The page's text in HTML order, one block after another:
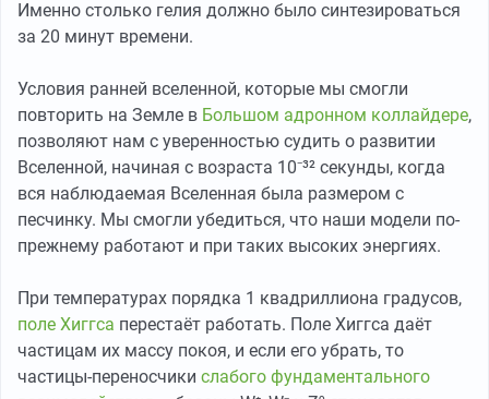
Именно столько гелия должно было синтезироваться
за 20 минут времени.
Условия ранней вселенной, которые мы смогли
повторить на Земле в Большом адронном коллайдере,
позволяют нам с уверенностью судить о развитии
Вселенной, начиная с возраста 10⁻³² секунды, когда
вся наблюдаемая Вселенная была размером с
песчинку. Мы смогли убедиться, что наши модели по-
прежнему работают и при таких высоких энергиях.
При температурах порядка 1 квадриллиона градусов,
поле Хиггса перестаёт работать. Поле Хиггса даёт
частицам их массу покоя, и если его убрать, то
частицы-переносчики слабого фундаментального